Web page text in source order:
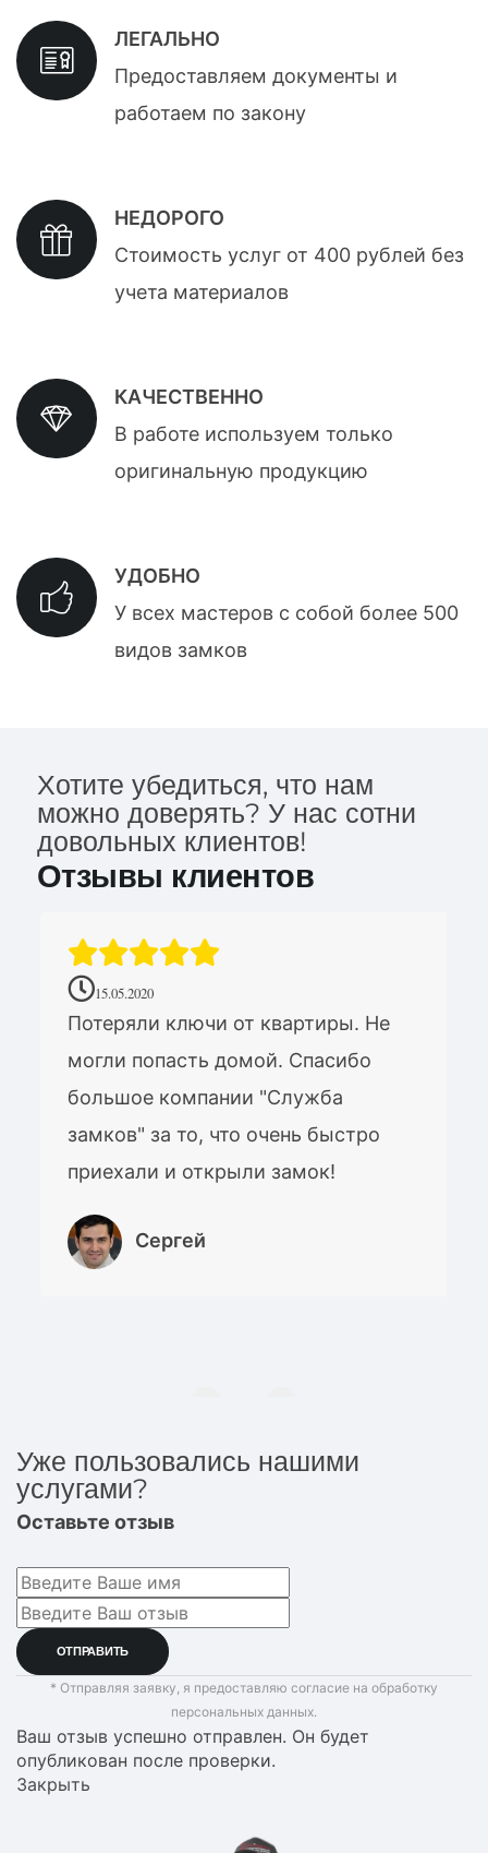
ЛЕГАЛЬНО
Предоставляем документы и
работаем по закону
НЕДОРОГО
Стоимость услуг от 400 рублей без
учета материалов
КАЧЕСТВЕННО
В работе используем только
оригинальную продукцию
УДОБНО
У всех мастеров с собой более 500
видов замков
Хотите убедиться, что нам
можно доверять? У нас сотни
довольных клиентов!
Отзывы клиентов
15.05.2020
Потеряли ключи от квартиры. Не
могли попасть домой. Спасибо
большое компании "Служба
замков" за то, что очень быстро
приехали и открыли замок!
Сергей
Уже пользовались нашими
услугами?
Оставьте отзыв
* Отправляя заявку, я предоставляю согласие на обработку
персональных данных.
Ваш отзыв успешно отправлен. Он будет
опубликован после проверки.
Закрыть